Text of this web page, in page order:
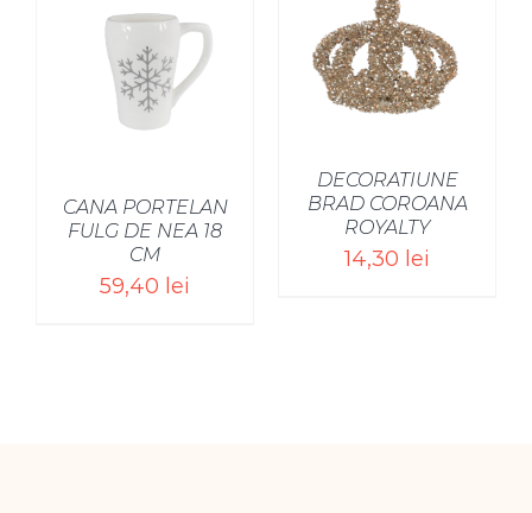
CANA PORTELAN
FULG DE NEA 18
CM
59,40 lei
SELECT OPTIONS
/
DECORATIUNE
BRAD COROANA
ROYALTY
14,30 lei